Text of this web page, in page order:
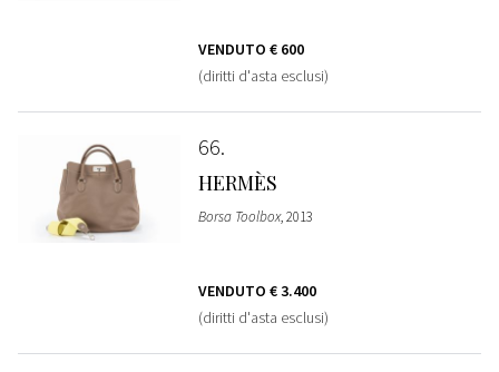
VENDUTO € 600
(diritti d'asta esclusi)
66
HERMÈS
Borsa Toolbox, 2013
VENDUTO € 3.400
(diritti d'asta esclusi)